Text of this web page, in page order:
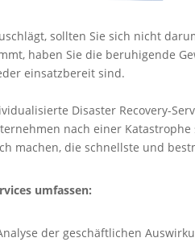
sollten Sie sich nicht
haben Sie die beruhigende
einsatzbereit sind.
Disaster Recovery-
nach einer
machen, die schnellste und
umfassen:
der geschäftlichen